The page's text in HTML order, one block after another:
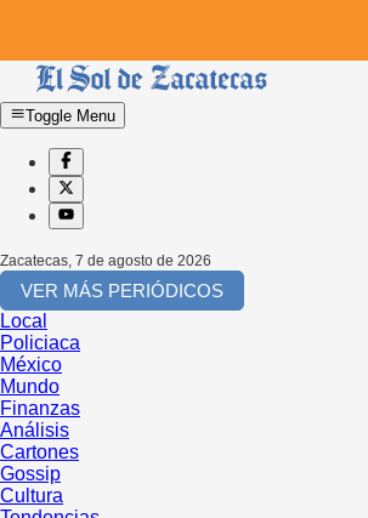
Toggle Menu
Zacatecas, 7 de agosto de 2026
VER MÁS PERIÓDICOS
Local
Policiaca
México
Mundo
Finanzas
Análisis
Cartones
Gossip
Cultura